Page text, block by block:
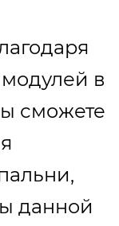
в
сможете
данной